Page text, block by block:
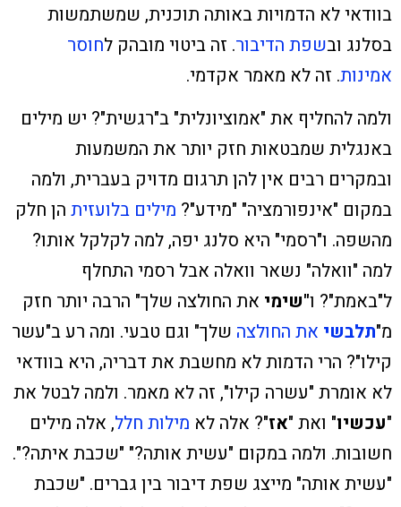
בוודאי לא הדמויות באותה תוכנית, שמשתמשות
בסלנג ובשפת הדיבור. זה ביטוי מובהק לחוסר
אמינות. זה לא מאמר אקדמי.
ולמה להחליף את "אמוציונלית" ב"רגשית"? יש מילים
באנגלית שמבטאות חזק יותר את המשמעות
ובמקרים רבים אין להן תרגום מדויק בעברית, ולמה
במקום "אינפורמציה" "מידע"? מילים בלועזית הן חלק
מהשפה. ו"רסמי" היא סלנג יפה, למה לקלקל אותו?
למה "וואלה" נשאר וואלה אבל רסמי התחלף
ל"באמת"? ו"שימי את החולצה שלך" הרבה יותר חזק
מ"תלבשי את החולצה שלך" וגם טבעי. ומה רע ב"עשר
קילו"? הרי הדמות לא מחשבת את דבריה, היא בוודאי
לא אומרת "עשרה קילו", זה לא מאמר. ולמה לבטל את
"עכשיו" ואת "אז"? אלה לא מילות חלל, אלה מילים
חשובות. ולמה במקום "עשית אותה?" "שכבת איתה?".
"עשית אותה" מייצג שפת דיבור בין גברים. "שכבת